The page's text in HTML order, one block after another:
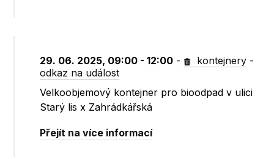
29. 06. 2025, 09:00 - 12:00 - kontejnery -
odkaz na událost
Velkoobjemový kontejner pro bioodpad v ulici
Starý lis x Zahrádkářská
Přejít na více informací